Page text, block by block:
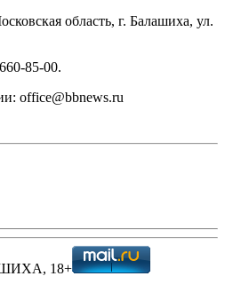
область, г. Балашиха, ул.
85-00.
office@bbnews.ru
18+